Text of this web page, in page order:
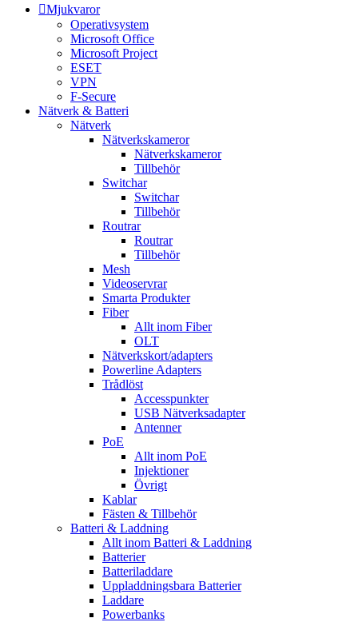
Mjukvaror
Operativsystem
Microsoft Office
Microsoft Project
ESET
VPN
F-Secure
Nätverk & Batteri
Nätverk
Nätverkskameror
Nätverkskameror
Tillbehör
Switchar
Switchar
Tillbehör
Routrar
Routrar
Tillbehör
Mesh
Videoservrar
Smarta Produkter
Fiber
Allt inom Fiber
OLT
Nätverkskort/adapters
Powerline Adapters
Trådlöst
Accesspunkter
USB Nätverksadapter
Antenner
PoE
Allt inom PoE
Injektioner
Övrigt
Kablar
Fästen & Tillbehör
Batteri & Laddning
Allt inom Batteri & Laddning
Batterier
Batteriladdare
Uppladdningsbara Batterier
Laddare
Powerbanks